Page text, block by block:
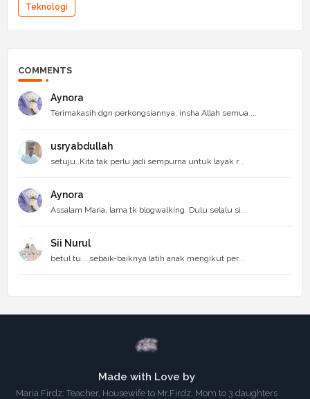
Teknologi
COMMENTS
Aynora
Terimakasih dgn perkongsiannya, insha Allah semua ...
usryabdullah
setuju..Kita tak perlu jadi sempurna untuk layak r...
Aynora
Assalam Maria, lama tk blogwalking. Dulu selalu si...
Sii Nurul
betul tu... sebaik-baiknya latih anak mengikut per...
Made with Love by
Maria Firdz: Teacher, Housewife to Mr.Firdz, Mom to 3 daughters